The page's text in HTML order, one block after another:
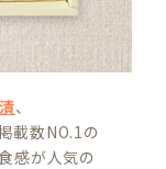
、
載数NO.1の
感が人気の